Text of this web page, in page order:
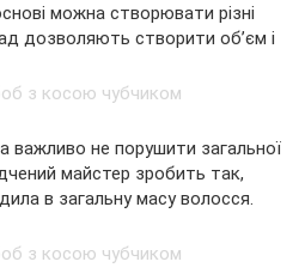
можна створювати різні
дозволяють створити об’єм і
важливо не порушити загальної
майстер зробить так,
в загальну масу волосся.